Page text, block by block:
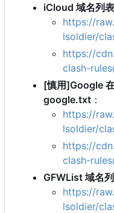
iCloud 域名列
https://
lsoldier/
https://
clash-
[慎用]Google
google.txt ：
https://
lsoldier/
https://
clash-
GFWList 域名
https://
lsoldier/